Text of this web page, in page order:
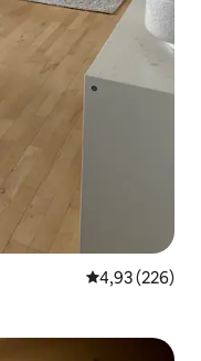
Средна
4,93 (226)